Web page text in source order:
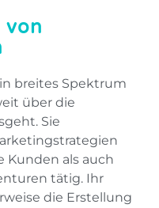
von
breites Spektrum
über die
Sie
Kunden als auch
tätig. Ihr
die Erstellung